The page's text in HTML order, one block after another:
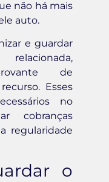
não há mais
auto.
e guardar
de
Esses
no
cobranças
regularidade
o